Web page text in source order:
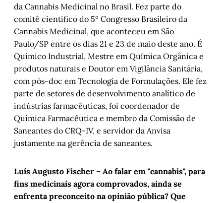
da Cannabis Medicinal no Brasil. Fez parte do
comitê científico do 5º Congresso Brasileiro da
Cannabis Medicinal, que aconteceu em São
Paulo/SP entre os dias 21 e 23 de maio deste ano. É
Químico Industrial, Mestre em Química Orgânica e
produtos naturais e Doutor em Vigilância Sanitária,
com pós-doc em Tecnologia de Formulações. Ele fez
parte de setores de desenvolvimento analítico de
indústrias farmacêuticas, foi coordenador de
Química Farmacêutica e membro da Comissão de
Saneantes do CRQ-IV, e servidor da Anvisa
justamente na gerência de saneantes.
Luís Augusto Fischer – Ao falar em "cannabis", para
fins medicinais agora comprovados, ainda se
enfrenta preconceito na opinião pública? Que